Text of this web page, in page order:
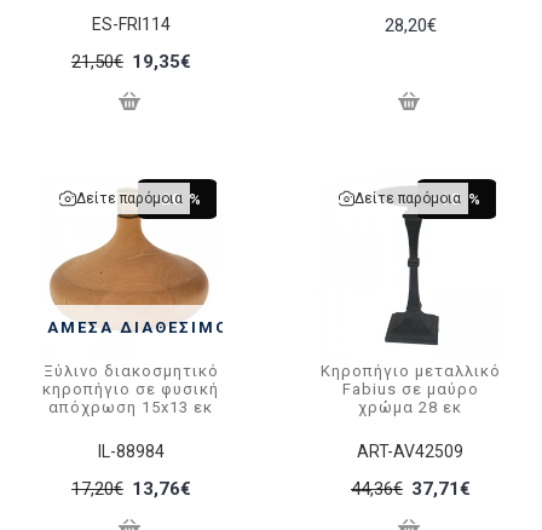
ES-FRI114
21,50€ 19,35€
28,20€
ΆΜΕΣΑ ΔΙΑΘΈΣΙΜΟ
-20 %
Δείτε παρόμοια
IL-88984
Ξύλινο διακοσμητικό
κηροπήγιο σε φυσική
απόχρωση 15x13 εκ
17,20€ 13,76€
-15 %
Δείτε παρόμοια
ART-AV42509
Κηροπήγιο μεταλλικό
Fabius σε μαύρο
χρώμα 28 εκ
44,36€ 37,71€